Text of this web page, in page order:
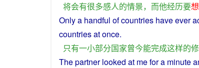
将会有很多感人的情景， 而他经历要想
Onlya handful ofcountries haveever
countriesatonce.
只有一小部分国家曾今能完成这样的
Thepartner looked at mefor a minute